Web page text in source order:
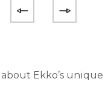
about Ekko’s